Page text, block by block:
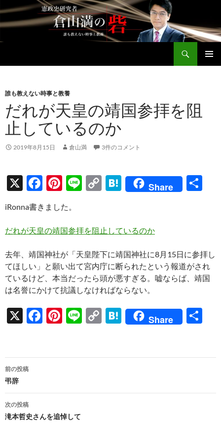
テ
ン
へ
キ
プ
誰も教えない時事と教養
だれが天皇の靖国参拝を阻
止しているのか
2019年8月15日 倉山満 3件のコメント
X
F
ac
e
b
o
o
k
Pi
nt
er
es
t
Li
C
y
Li
n
k
H
n
a
Share
iRonna書きました。
だれが天皇の靖国参拝を阻止しているのか
去年、靖国神社が「天皇陛下に靖国神社に8月15日に参拝し
てほしい」と願い出て宮内庁に断られたという報道がされ
ているけど、本当だったら頭が悪すぎる。嘘ならば、靖国
は名誉にかけて抗議しなければならない。
X
F
b
o
k
Pi
es
Li
C
y
n
H
n
Share
投
稿
ナ
ビ
前の投稿
弔辞
次の投稿
滝本哲史さんを追悼して